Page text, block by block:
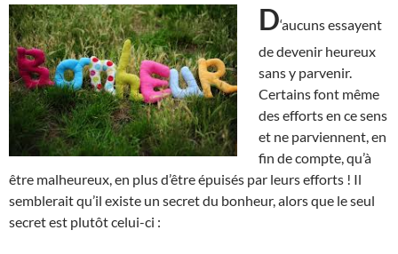
D‘aucunsessayent
de devenir heureux
sans y parvenir.
Certains font même
des efforts en ce sens
et ne parviennent, en
fin de compte, qu’à
être malheureux, en plus d’être épuisés par leurs efforts ! Il
semblerait qu’il existe un secret du bonheur, alors que le seul
secret est plutôt celui-ci :